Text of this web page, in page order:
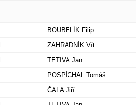
BOUBELÍK Filip
ZAHRADNÍK Vít
TETIVA Jan
POSPÍCHAL Tomáš
ČALA Jiří